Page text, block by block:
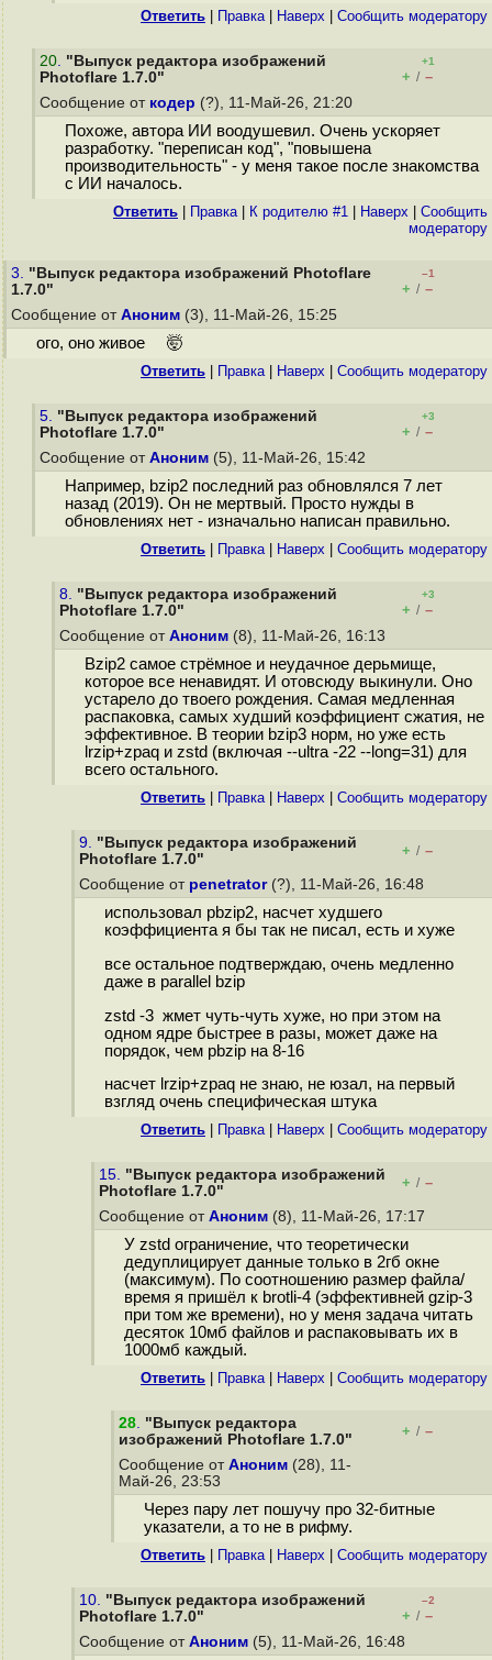
Ответить Правка| Наверх Cообщить модератору
20. "Выпуск редактора изображений
Photoflare 1.7.0"
+1
+ / –
Сообщение от кодер (?), 11-Май-26, 21:20
Похоже, автора ИИ воодушевил. Очень ускоряет
разработку. "переписан код", "повышена
производительность" - у меня такое после знакомства
с ИИ началось.
Ответить Правка| К родителю #1 Наверх
Cообщить
модератору
3. "Выпуск редактора изображений Photoflare
1.7.0"
–1
+ / –
Сообщение от Аноним (3), 11-Май-26, 15:25
ого, оно живое 🤯
Ответить Правка| Наверх Cообщить модератору
5. "Выпуск редактора изображений
Photoflare 1.7.0"
+3
+ / –
Сообщение от Аноним (5), 11-Май-26, 15:42
Например, bzip2 последний раз обновлялся 7 лет
назад (2019). Он не мертвый. Просто нужды в
обновлениях нет - изначально написан правильно.
Ответить Правка| Наверх Cообщить модератору
8. "Выпуск редактора изображений
Photoflare 1.7.0"
+3
+ / –
Сообщение от Аноним (8), 11-Май-26, 16:13
Bzip2 самое стрёмное и неудачное дерьмище,
которое все ненавидят. И отовсюду выкинули. Оно
устарело до твоего рождения. Самая медленная
распаковка, самых худший коэффициент сжатия, не
эффективное. В теории bzip3 норм, но уже есть
lrzip+zpaq и zstd (включая --ultra -22 --long=31) для
всего остального.
Ответить Правка| Наверх Cообщить модератору
9. "Выпуск редактора изображений
Photoflare 1.7.0"
+ / –
Сообщение от penetrator(?), 11-Май-26, 16:48
использовал pbzip2, насчет худшего
коэффициента я бы так не писал, есть и хуже
все остальное подтверждаю, очень медленно
даже в parallel bzip
zstd -3 жмет чуть-чуть хуже, но при этом на
одном ядре быстрее в разы, может даже на
порядок, чем pbzip на 8-16
насчет lrzip+zpaq не знаю, не юзал, на первый
взгляд очень специфическая штука
Ответить Правка| Наверх Cообщить модератору
15. "Выпуск редактора изображений
Photoflare 1.7.0"
+ / –
Сообщение от Аноним (8), 11-Май-26, 17:17
У zstd ограничение, что теоретически
дедуплицирует данные только в 2гб окне
(максимум). По соотношению размер файла/
время я пришёл к brotli-4 (эффективней gzip-3
при том же времени), но у меня задача читать
десяток 10мб файлов и распаковывать их в
1000мб каждый.
Ответить Правка| Наверх Cообщить модератору
28. "Выпуск редактора
изображений Photoflare 1.7.0"
+ / –
Сообщение от Аноним (28), 11-
Май-26, 23:53
Через пару лет пошучу про 32-битные
указатели, а то не в рифму.
Ответить Правка| Наверх Cообщить модератору
10. "Выпуск редактора изображений
Photoflare 1.7.0"
–2
+ / –
Сообщение от Аноним (5), 11-Май-26, 16:48